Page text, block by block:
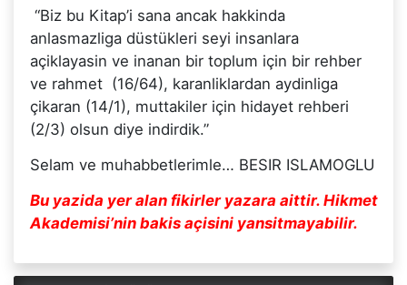
“Biz bu Kitap’i sana ancak hakkinda
anlasmazliga düstükleri seyi insanlara
açiklayasin ve inanan bir toplum için bir rehber
ve rahmet (16/64), karanliklardan aydinliga
çikaran (14/1), muttakiler için hidayet rehberi
(2/3) olsun diye indirdik.”
Selam ve muhabbetlerimle… BESIR ISLAMOGLU
Bu yazida yer alan fikirler yazara aittir. Hikmet
Akademisi’nin bakis açisini yansitmayabilir.